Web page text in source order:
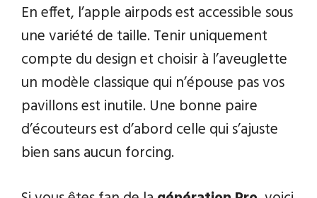
En effet, l’apple airpods est accessible sous
une variété de taille. Tenir uniquement
compte du design et choisir à l’aveuglette
un modèle classique qui n’épouse pas vos
pavillons est inutile. Une bonne paire
d’écouteurs est d’abord celle qui s’ajuste
bien sans aucun forcing.